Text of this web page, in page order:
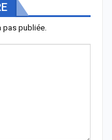
pas publiée.